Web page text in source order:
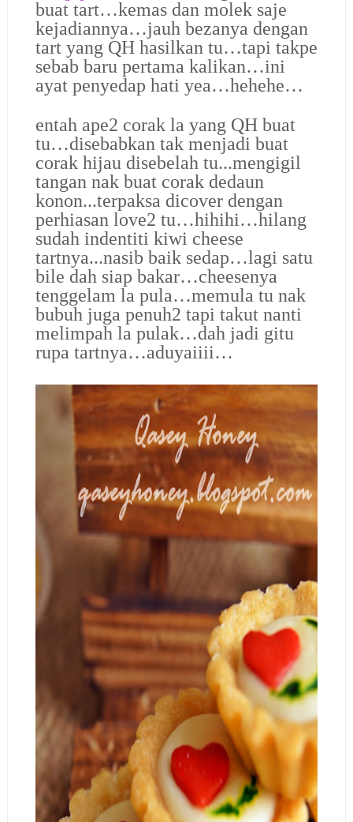
buat tart…kemas dan molek saje
kejadiannya…jauh bezanya dengan
tart yang QH hasilkan tu…tapi takpe
sebab baru pertama kalikan…ini
ayat penyedap hati yea…hehehe…
entah ape2 corak la yang QH buat
tu…disebabkan tak menjadi buat
corak hijau disebelah tu...mengigil
tangan nak buat corak dedaun
konon...terpaksa dicover dengan
perhiasan love2 tu…hihihi…hilang
sudah indentiti kiwi cheese
tartnya...nasib baik sedap…lagi satu
bile dah siap bakar…cheesenya
tenggelam la pula…memula tu nak
bubuh juga penuh2 tapi takut nanti
melimpah la pulak…dah jadi gitu
rupa tartnya…aduyaiiii…